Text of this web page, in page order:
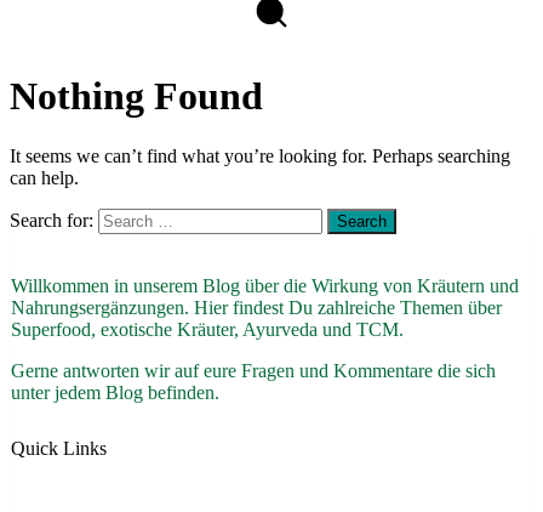
Nothing Found
It seems we can’t find what you’re looking for. Perhaps searching
can help.
Search for:
Willkommen in unserem Blog über die Wirkung von Kräutern und
Nahrungsergänzungen. Hier findest Du zahlreiche Themen über
Superfood, exotische Kräuter, Ayurveda und TCM.
Gerne antworten wir auf eure Fragen und Kommentare die sich
unter jedem Blog befinden.
Quick Links